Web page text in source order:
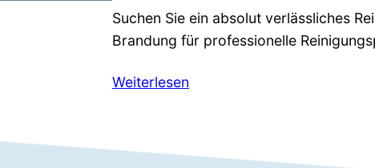
Suchen Sie ein absolut verlässliches
Brandung für professionelle
Weiterlesen